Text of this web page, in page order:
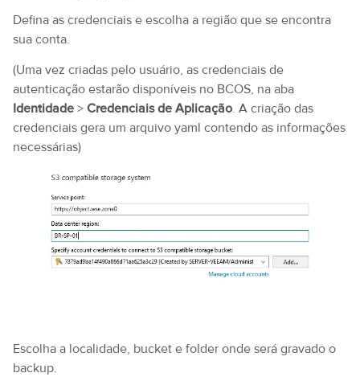
Defina as credenciais e escolha a região que se encontra
sua conta.
(Uma vez criadas pelo usuário, as credenciais de
autenticação estarão disponíveis no BCOS, na aba
Identidade > Credenciais de Aplicação. A criação das
credenciais gera um arquivo yaml contendo as informações
necessárias)
Escolha a localidade, bucket e folder onde será gravado o
backup.